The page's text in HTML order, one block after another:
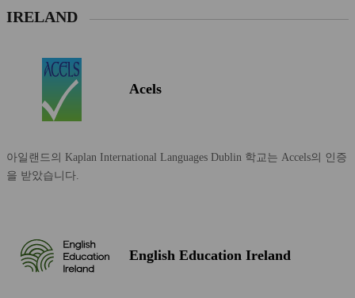
IRELAND
Acels
아일랜드의 Kaplan International Languages ​​Dublin 학교는 Accels의 인증
을 받았습니다.
English Education Ireland